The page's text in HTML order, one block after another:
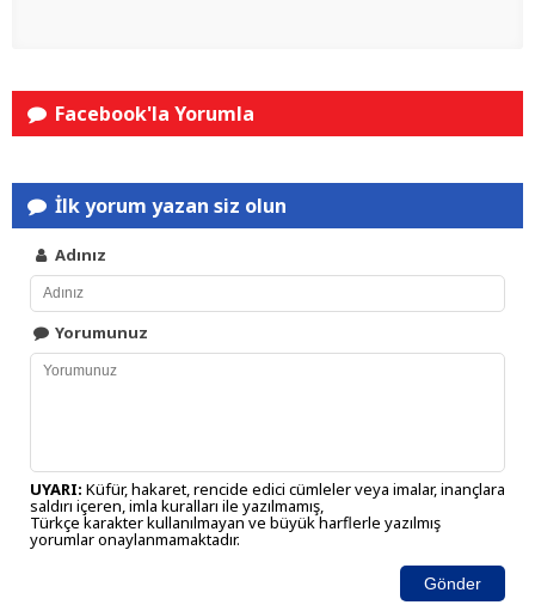
Facebook'la Yorumla
İlk yorum yazan siz olun
Adınız
Yorumunuz
UYARI: Küfür, hakaret, rencide edici cümleler veya imalar, inançlara
saldırı içeren, imla kuralları ile yazılmamış,
Türkçe karakter kullanılmayan ve büyük harflerle yazılmış
yorumlar onaylanmamaktadır.
Gönder